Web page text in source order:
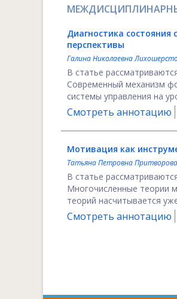
Диагностика
перспективы
Галина Николаевна
В статье
Современный механизм
системы управления на
Смотреть аннотацию
Мотивация как
Татьяна Петровна Притворова
В статье
Многочисленные теории
теорий насчитывается
Смотреть аннотацию